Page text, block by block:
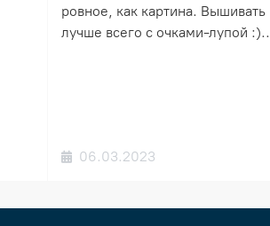
ровное, как картина. Вышивать
лучше всего с очками-лупой :)..
06.03.2023